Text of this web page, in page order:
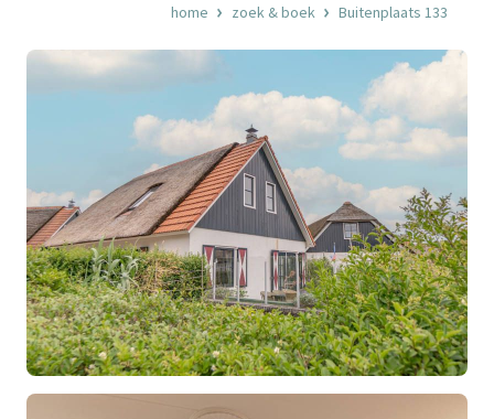
home zoek & boek Buitenplaats 133